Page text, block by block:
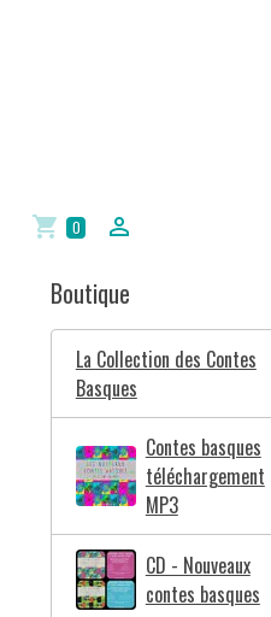
0
Boutique
La Collection des Contes
Basques
Contes basques
téléchargement
MP3
CD - Nouveaux
contes basques